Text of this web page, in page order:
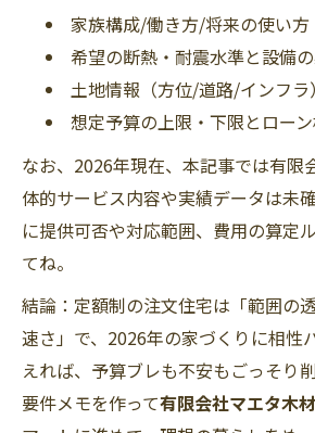
家族構成/働き方/将来の使い方
希望の断熱・耐震水準と設備
土地情報（方位/道路/インフラ）
想定予算の上限・下限とロー
なお、2026年現在、本記事では有限
体的サービス内容や実績データは未
に提供可否や対応範囲、費用の算定
てね。
結論：定額制の注文住宅は「範囲の
速さ」で、2026年の家づくりに相性
えれば、予算ブレも不安もごっそり
要件メモを作って有限会社マエタ木材